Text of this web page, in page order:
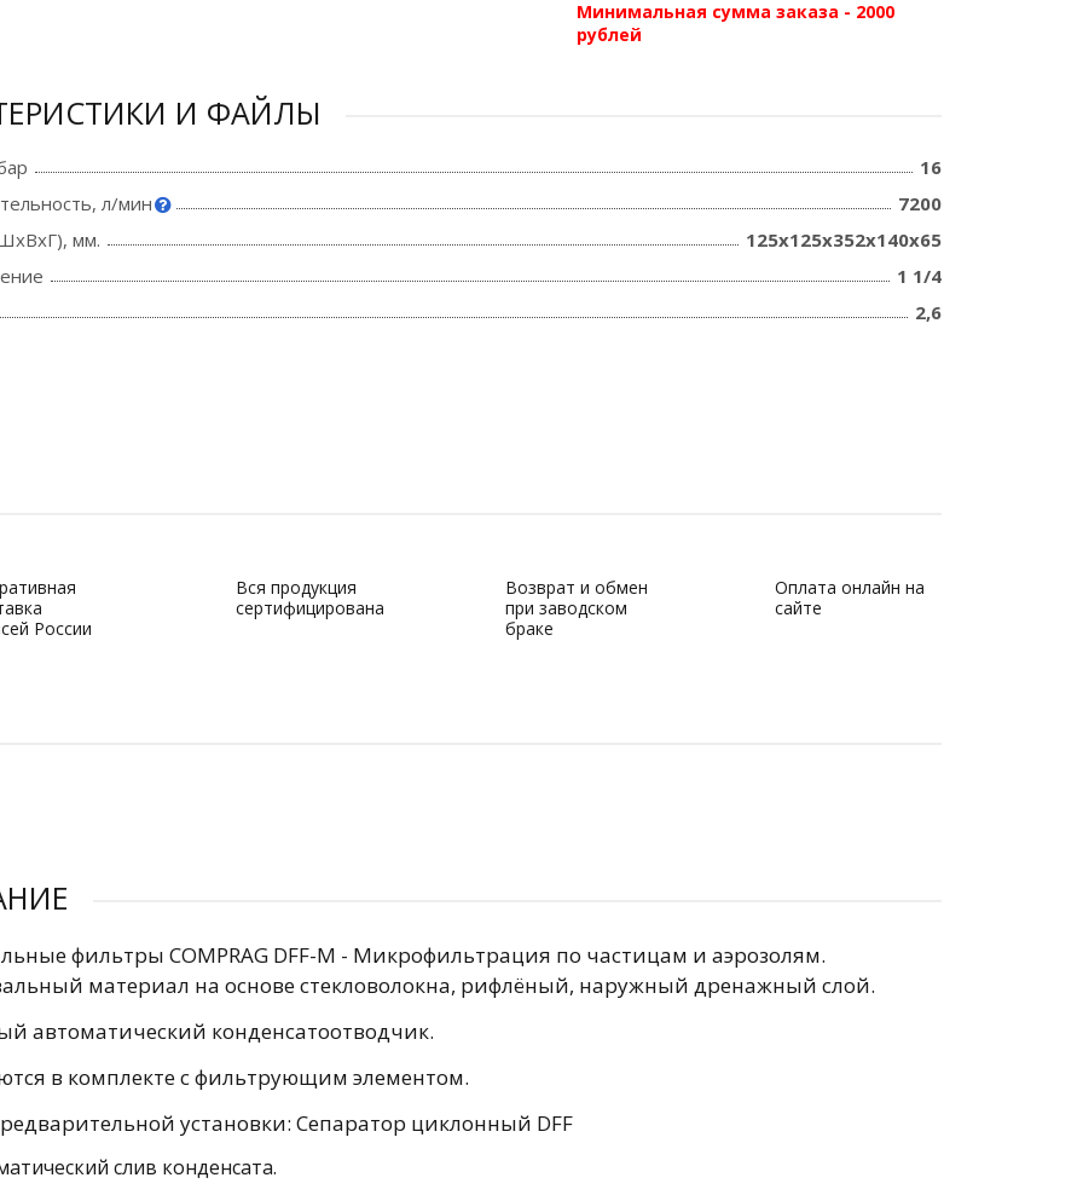
Минимальная сумма заказа - 2000
рублей
И ФАЙЛЫ
16
л/мин
7200
мм.
125х125х352х140х65
1 1/4
2,6
России
Вся продукция
сертифицирована
Возврат и обмен
при заводском
браке
Оплата онлайн на
сайте
фильтры COMPRAG DFF-M - Микрофильтрация по частицам и аэрозолям.
материал на основе стекловолокна, рифлёный, наружный дренажный слой.
автоматический конденсатоотводчик.
в комплекте с фильтрующим элементом.
установки: Сепаратор циклонный DFF
слив конденсата.